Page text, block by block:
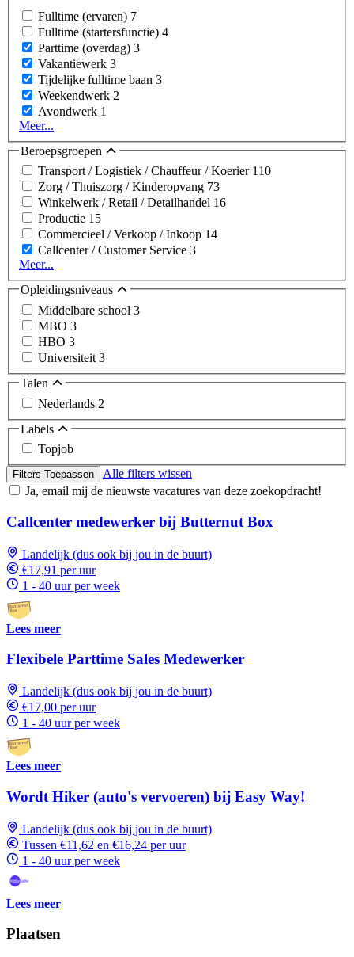
Fulltime (ervaren) 7
Fulltime (startersfunctie) 4
Parttime (overdag) 3
Vakantiewerk 3
Tijdelijke fulltime baan 3
Weekendwerk 2
Avondwerk 1
Meer...
Beroepsgroepen
Transport / Logistiek / Chauffeur / Koerier 110
Zorg / Thuiszorg / Kinderopvang 73
Winkelwerk / Retail / Detailhandel 16
Productie 15
Commercieel / Verkoop / Inkoop 14
Callcenter / Customer Service 3
Meer...
Opleidingsniveaus
Middelbare school 3
MBO 3
HBO 3
Universiteit 3
Talen
Nederlands 2
Labels
Topjob
Filters Toepassen
Alle filters wissen
Ja, email mij de nieuwste vacatures van deze zoekopdracht!
Callcenter medewerker bij Butternut Box
Landelijk (dus ook bij jou in de buurt)
€17,91 per uur
1 - 40 uur per week
Lees meer
Flexibele Parttime Sales Medewerker
Landelijk (dus ook bij jou in de buurt)
€17,00 per uur
1 - 40 uur per week
Lees meer
Wordt Hiker (auto's vervoeren) bij Easy Way!
Landelijk (dus ook bij jou in de buurt)
Tussen €11,62 en €16,24 per uur
1 - 40 uur per week
Lees meer
Plaatsen